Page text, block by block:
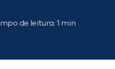
de leitura: